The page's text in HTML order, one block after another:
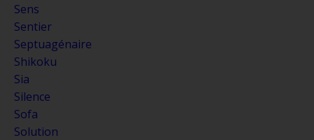
Sens
Sentier
Septuagénaire
Shikoku
Sia
Silence
Sofa
Solution